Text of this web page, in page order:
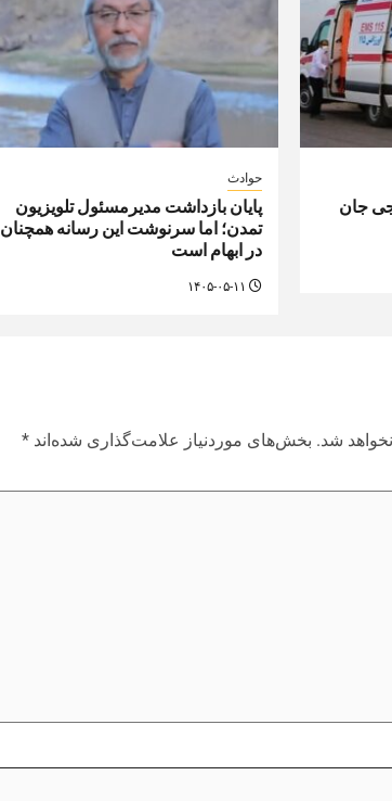
جان
حوادث
پایان بازداشت مدیرمسئول تلویزیون
تمدن؛ اما سرنوشت این رسانه همچنان
در ابهام است
۱۴۰۵-۰۵-۱۱
شد. بخش‌های موردنیاز علامت‌گذاری شده‌اند *